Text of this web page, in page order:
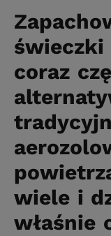
świeczki
coraz
wiele i
właśnie